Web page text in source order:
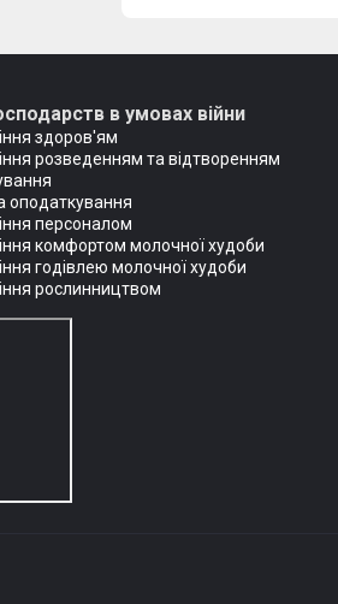
в умовах війни
здоров'ям
розведенням та відтворенням
оподаткування
персоналом
комфортом молочної худоби
годівлею молочної худоби
рослинництвом